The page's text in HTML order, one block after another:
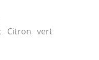
Citron vert